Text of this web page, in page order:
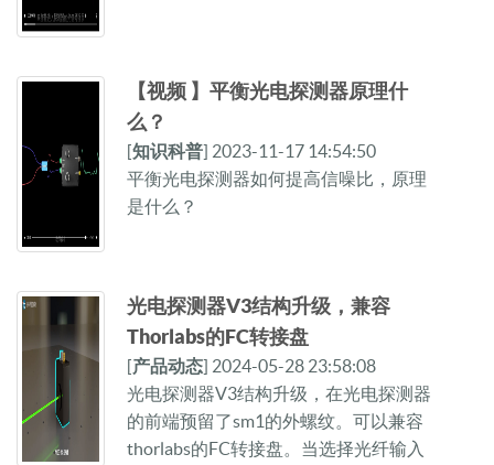
【视频 】平衡光电探测器原理什
么？
[知识科普] 2023-11-17 14:54:50
平衡光电探测器如何提高信噪比，原理
是什么？
光电探测器V3结构升级，兼容
Thorlabs的FC转接盘
[产品动态] 2024-05-28 23:58:08
光电探测器V3结构升级，在光电探测器
的前端预留了sm1的外螺纹。可以兼容
thorlabs的FC转接盘。当选择光纤输入